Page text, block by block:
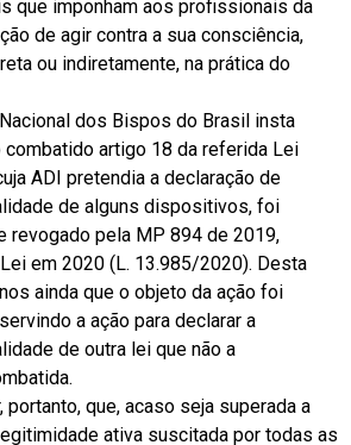
que imponham aos profissionais da
de agir contra a sua consciência,
ou indiretamente, na prática do
dos Bispos do Brasil insta
combatido artigo 18 da referida Lei
ADI pretendia a declaração de
de alguns dispositivos, foi
revogado pela MP 894 de 2019,
em 2020 (L. 13.985/2020). Desta
ainda que o objeto da ação foi
a ação para declarar a
de outra lei que não a
portanto, que, acaso seja superada a
ativa suscitada por todas as